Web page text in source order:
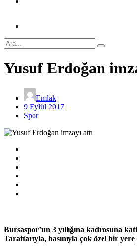
Yusuf Erdoğan
Emlak
9 Eylül 2017
Spor
Bursaspor’un 3 yıllığına kadrosuna
Taraftarıyla, basınıyla çok özel bir